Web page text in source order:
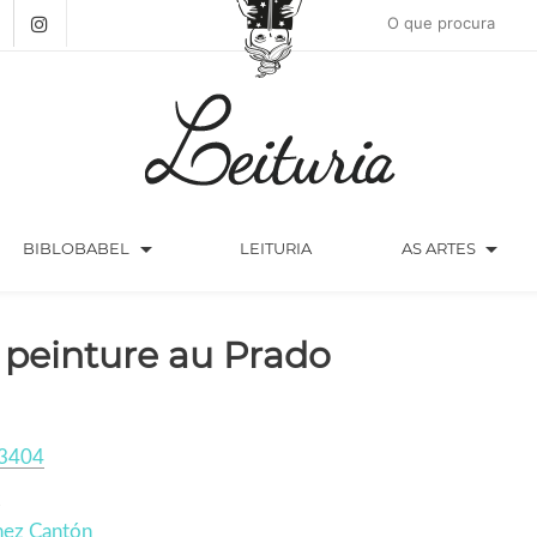
BIBLOBABEL arrow_drop_down LEITURIA AS ARTES arrow_drop_down
peinture au Prado
Cantón